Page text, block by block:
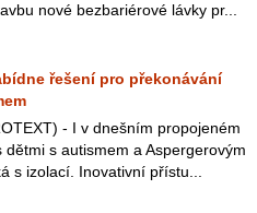
nové bezbariérové lávky pr...
řešení pro překonávání
- I v dnešním propojeném
s autismem a Aspergerovým
s izolací. Inovativní přístu...